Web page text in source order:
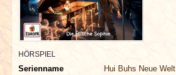
SPECIALS
REDAKTION
HÖRSPIEL
Serienname
Hui Buhs Neue Welt